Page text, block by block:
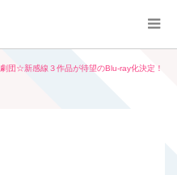
劇団☆新感線３作品が待望のBlu-ray化決定！